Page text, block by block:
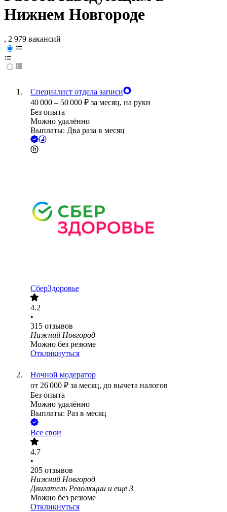
Нижнем Новгороде
, 2 979 вакансий
Специалист отдела записи
40 000 – 50 000 ₽ за месяц, на руки
Без опыта
Можно удалённо
Выплаты: Два раза в месяц
СберЗдоровье
4.2
•
315 отзывов
Нижний Новгород
Можно без резюме
Откликнуться
Ночной модератор
от 26 000 ₽ за месяц, до вычета налогов
Без опыта
Можно удалённо
Выплаты: Раз в месяц
Все свои
4.7
•
205 отзывов
Нижний Новгород
Двигатель Революции и еще 3
Можно без резюме
Откликнуться